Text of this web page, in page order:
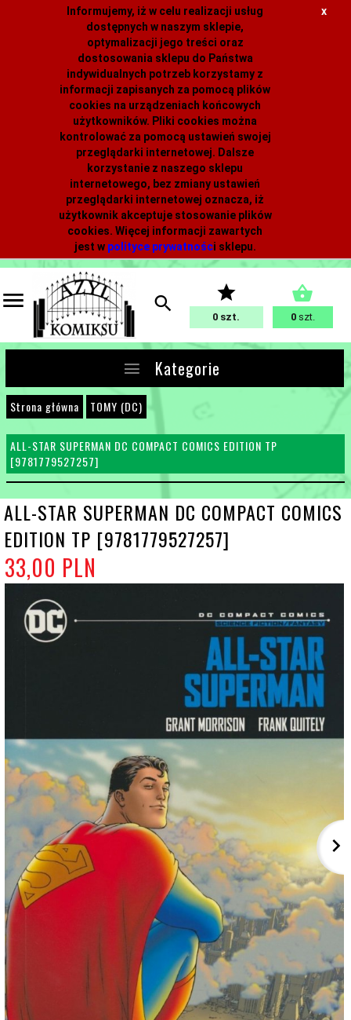
Informujemy, iż w celu realizacji usług
dostępnych w naszym sklepie,
optymalizacji jego treści oraz
dostosowania sklepu do Państwa
indywidualnych potrzeb korzystamy z
informacji zapisanych za pomocą plików
cookies na urządzeniach końcowych
użytkowników. Pliki cookies można
kontrolować za pomocą ustawień swojej
przeglądarki internetowej. Dalsze
korzystanie z naszego sklepu
internetowego, bez zmiany ustawień
przeglądarki internetowej oznacza, iż
użytkownik akceptuje stosowanie plików
cookies. Więcej informacji zawartych
jest w polityce prywatności sklepu.
x
0 0 szt.
Kategorie
Strona główna TOMY (DC)
ALL-STAR SUPERMAN DC COMPACT COMICS EDITION TP
[9781779527257]
ALL-STAR SUPERMAN DC COMPACT COMICS
EDITION TP [9781779527257]
33,00 PLN